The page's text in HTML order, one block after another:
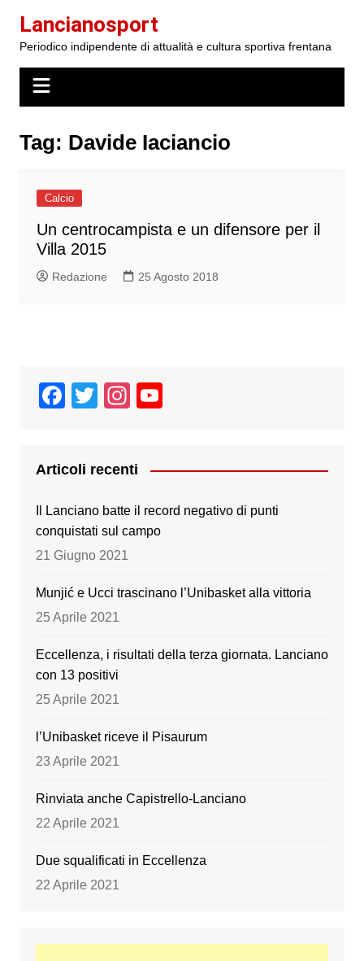
contenuto
Lancianosport
Periodico indipendente di attualità e cultura sportiva frentana
Tag: Davide Iaciancio
Calcio
Un centrocampista e un difensore per il
Villa 2015
Redazione 25 Agosto 2018
F
e
b
o
o
T
er
In
gr
a
m
T
Articoli recenti
Il Lanciano batte il record negativo di punti
conquistati sul campo
21 Giugno 2021
Munjić e Ucci trascinano l’Unibasket alla vittoria
25 Aprile 2021
Eccellenza, i risultati della terza giornata. Lanciano
con 13 positivi
25 Aprile 2021
l’Unibasket riceve il Pisaurum
23 Aprile 2021
Rinviata anche Capistrello-Lanciano
22 Aprile 2021
Due squalificati in Eccellenza
22 Aprile 2021